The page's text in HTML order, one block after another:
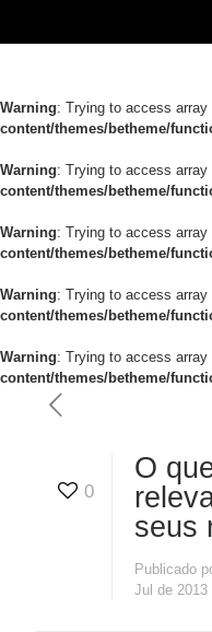
Warning: Trying to access
content/themes/betheme/
Warning: Trying to access
content/themes/betheme/
Warning: Trying to access
content/themes/betheme/
Warning: Trying to access
content/themes/betheme/
Warning: Trying to access
content/themes/betheme/
0
O
seus
Publicado
Jul de 2013